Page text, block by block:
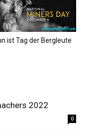
ist Tag der Bergleute
2022
0